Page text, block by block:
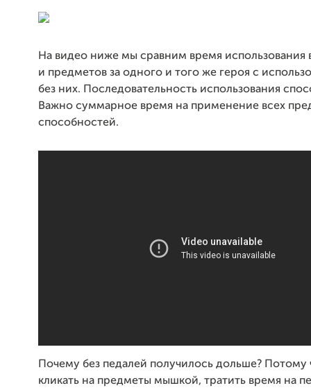
На видео ниже мы сравним время использования
и предметов за одного и того же героя с
без них. Последовательность использования
Важно суммарное время на применение всех
способностей.
Почему без педалей получилось дольше?
кликать на предметы мышкой, тратить время на